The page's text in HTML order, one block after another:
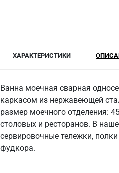
ХАРАКТЕРИСТИКИ
Ванна моечная сварная
каркасом из нержавеющей
размер моечного отделения:
столовых и ресторанов. В
сервировочные тележки,
фудкора.